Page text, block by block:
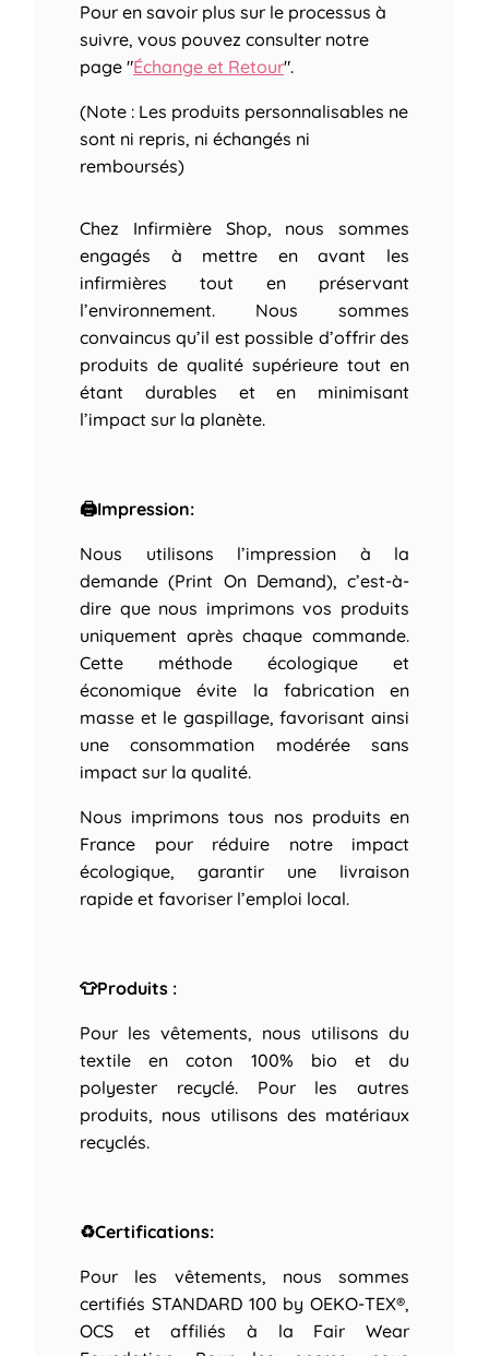
Pour en savoir plus sur le processus à
suivre, vous pouvez consulter notre
page "Échange et Retour".
(Note : Les produits personnalisables ne
sont ni repris, ni échangés ni
remboursés)
Chez Infirmière Shop, nous sommes
engagés à mettre en avant les
infirmières tout en préservant
l’environnement. Nous sommes
convaincus qu’il est possible d’offrir des
produits de qualité supérieure tout en
étant durables et en minimisant
l’impact sur la planète.
🖨Impression:
Nous utilisons l’impression à la
demande (Print On Demand), c’est-à-
dire que nous imprimons vos produits
uniquement après chaque commande.
Cette méthode écologique et
économique évite la fabrication en
masse et le gaspillage, favorisant ainsi
une consommation modérée sans
impact sur la qualité.
Nous imprimons tous nos produits en
France pour réduire notre impact
écologique, garantir une livraison
rapide et favoriser l’emploi local.
👕Produits :
Pour les vêtements, nous utilisons du
textile en coton 100% bio et du
polyester recyclé. Pour les autres
produits, nous utilisons des matériaux
recyclés.
♻Certifications:
Pour les vêtements, nous sommes
certifiés STANDARD 100 by OEKO-TEX®,
OCS et affiliés à la Fair Wear